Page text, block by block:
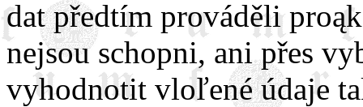
dat předtím prováděli
nejsou schopni, ani přes
vyhodnotit vloľené údaje